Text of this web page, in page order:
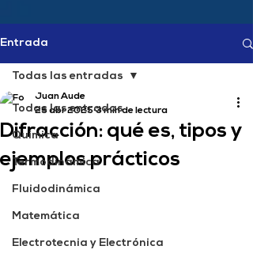
Entrada
Todas las entradas
Química
Termodinámica
Fluidodinámica
Matemática
Electrotecnia y Electrónica
Todas las entradas
Difracción: qué es, tipos y
ejemplos prácticos
Juan Aude
25 abr 2025 3 min de lectura